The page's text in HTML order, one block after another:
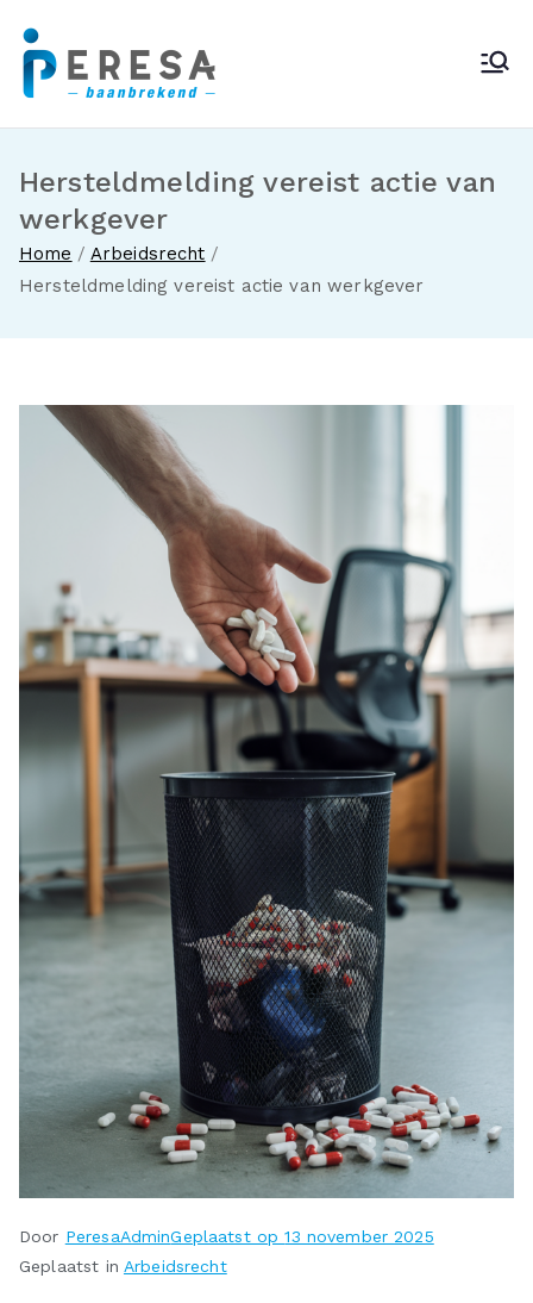
naar
Hersteldmelding vereist actie van
werkgever
Home
Arbeidsrecht
Hersteldmelding vereist actie van werkgever
Door PeresaAdminGeplaatst op13 november 2025
Geplaatst in Arbeidsrecht